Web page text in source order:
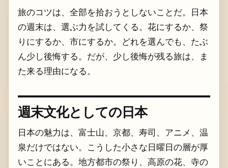
旅のコツは、全部を拾おうとしないことだ。日本
の週末は、選ぶ力を試してくる。花にするか、祭
りにするか、市にするか。どれを選んでも、たぶ
ん少し後悔する。だが、少し後悔が残る旅は、ま
た来る理由になる。
週末文化としての日本
日本の魅力は、富士山、京都、寿司、アニメ、温
泉だけではない。こうした小さな日曜日の層が厚
いことにある。地方都市の祭り、高原の花、寺の